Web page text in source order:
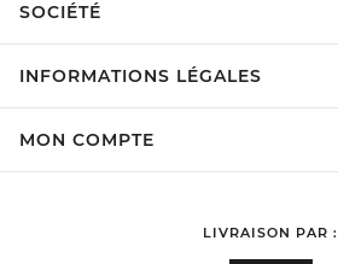
SOCIÉTÉ
INFORMATIONS LÉGALES
MON COMPTE
LIVRAISON PAR :